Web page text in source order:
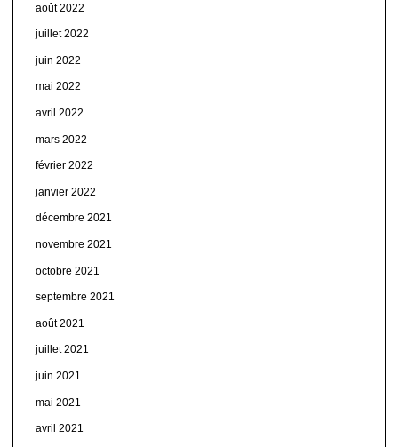
août 2022
juillet 2022
juin 2022
mai 2022
avril 2022
mars 2022
février 2022
janvier 2022
décembre 2021
novembre 2021
octobre 2021
septembre 2021
août 2021
juillet 2021
juin 2021
mai 2021
avril 2021